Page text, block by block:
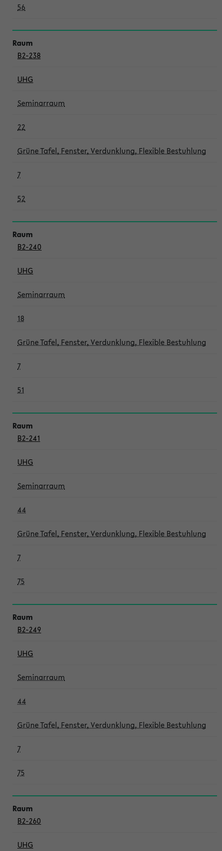
56
B2-238
UHG
Seminarraum
22
Grüne Tafel, Fenster, Verdunklung, Flexible Bestuhlung
7
52
B2-240
UHG
Seminarraum
18
Grüne Tafel, Fenster, Verdunklung, Flexible Bestuhlung
7
51
B2-241
UHG
Seminarraum
44
Grüne Tafel, Fenster, Verdunklung, Flexible Bestuhlung
7
75
B2-249
UHG
Seminarraum
44
Grüne Tafel, Fenster, Verdunklung, Flexible Bestuhlung
7
75
B2-260
UHG